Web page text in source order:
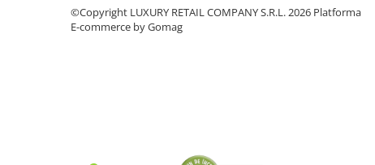
©Copyright LUXURY RETAIL COMPANY S.R.L. 2026 Platforma
E-commerce by Gomag